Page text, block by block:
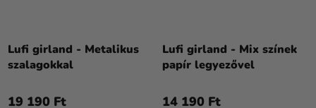
Lufi girland - Metalikus
szalagokkal
19 190 Ft
Lufi girland - Mix színek
papír legyezővel
14 190 Ft